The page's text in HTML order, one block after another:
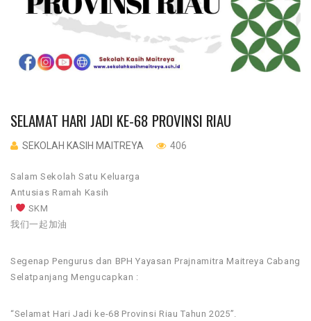
SELAMAT HARI JADI KE-68 PROVINSI RIAU
SEKOLAH KASIH MAITREYA 406
Salam Sekolah Satu Keluarga
Antusias Ramah Kasih
I
SKM
我们一起加油
Segenap Pengurus dan BPH Yayasan Prajnamitra Maitreya Cabang
Selatpanjang Mengucapkan :
“Selamat Hari Jadi ke-68 Provinsi Riau Tahun 2025”.